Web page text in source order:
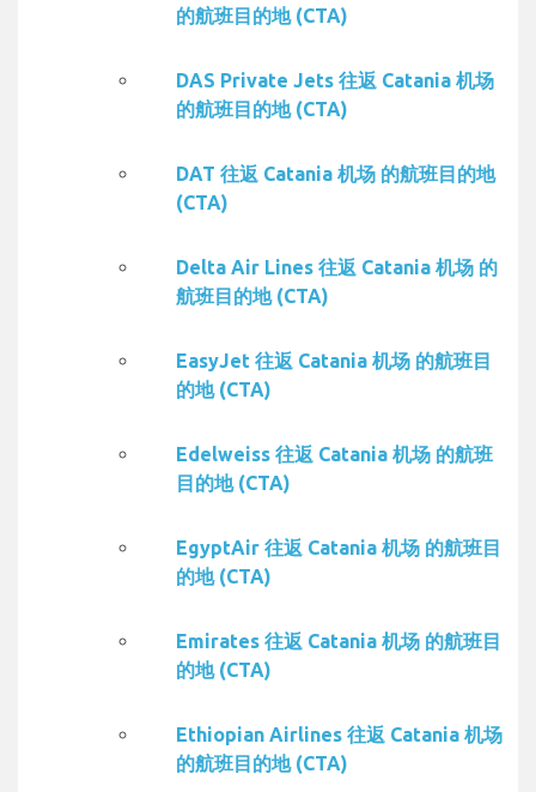
的航班目的地 (CTA)
DAS Private Jets 往返 Catania 机场
的航班目的地 (CTA)
DAT 往返 Catania 机场 的航班目的地
(CTA)
Delta Air Lines 往返 Catania 机场 的
航班目的地 (CTA)
EasyJet 往返 Catania 机场 的航班目
的地 (CTA)
Edelweiss 往返 Catania 机场 的航班
目的地 (CTA)
EgyptAir 往返 Catania 机场 的航班目
的地 (CTA)
Emirates 往返 Catania 机场 的航班目
的地 (CTA)
Ethiopian Airlines 往返 Catania 机场
的航班目的地 (CTA)